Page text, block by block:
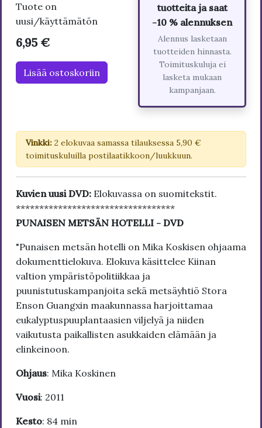
Tuote on
uusi/käyttämätön
6,95 €
Lisää ostoskoriin
tuotteita ja saat
-10 % alennuksen
Alennus lasketaan
tuotteiden hinnasta.
Toimituskuluja ei
lasketa mukaan
kampanjaan.
Vinkki: 2 elokuvaa samassa tilauksessa 5,90 €
toimituskuluilla postilaatikkoon/luukkuun.
Kuvien uusi DVD: Elokuvassa on suomitekstit.
**********************************
PUNAISEN METSÄN HOTELLI - DVD
"Punaisen metsän hotelli on Mika Koskisen ohjaama
dokumenttielokuva. Elokuva käsittelee Kiinan
valtion ympäristöpolitiikkaa ja
puunistutuskampanjoita sekä metsäyhtiö Stora
Enson Guangxin maakunnassa harjoittamaa
eukalyptuspuuplantaasien viljelyä ja niiden
vaikutusta paikallisten asukkaiden elämään ja
elinkeinoon.
Ohjaus: Mika Koskinen
Vuosi: 2011
Kesto: 84 min